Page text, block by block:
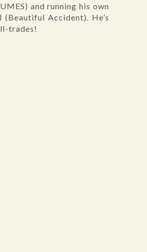
and running his own
(Beautiful Accident). He’s
trades!